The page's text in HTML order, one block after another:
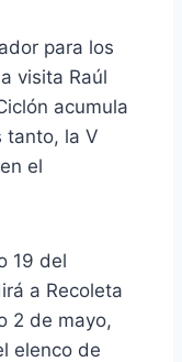
para los
visita Raúl
acumula
tanto, la V
el
19 del
a Recoleta
2 de mayo,
elenco de